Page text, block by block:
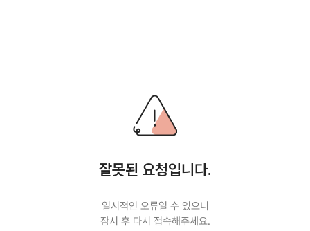
잘못된 요청입니다.
일시적인 오류일 수 있으니
잠시 후 다시 접속해주세요.